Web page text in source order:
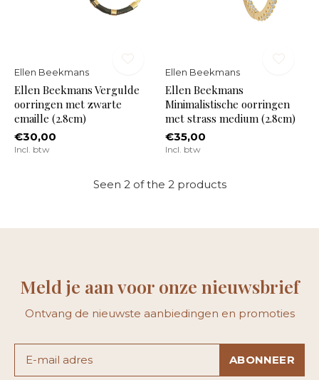
Ellen Beekmans
Ellen Beekmans Vergulde
oorringen met zwarte
emaille (2.8cm)
€30,00
Incl. btw
Ellen Beekmans
Ellen Beekmans
Minimalistische oorringen
met strass medium (2.8cm)
€35,00
Incl. btw
Seen 2 of the 2 products
Meld je aan voor onze nieuwsbrief
Ontvang de nieuwste aanbiedingen en promoties
ABONNEER